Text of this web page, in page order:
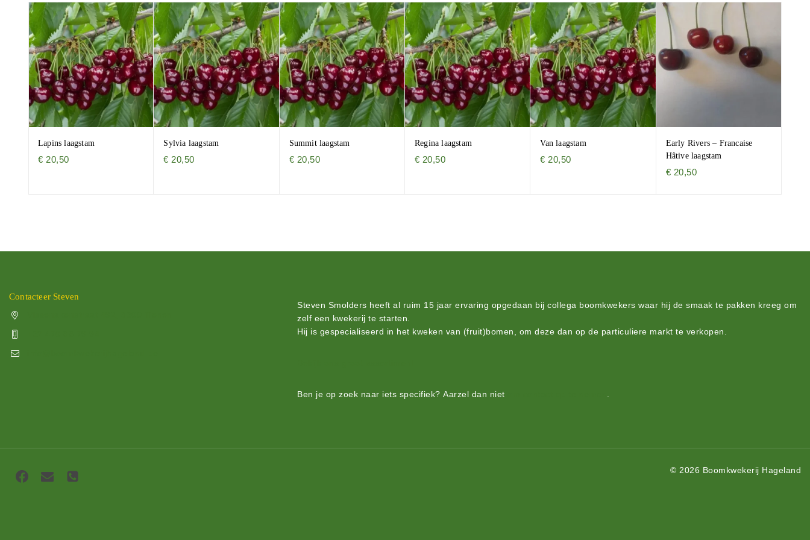
Lapins laagstam
€ 20,50
Sylvia laagstam
€ 20,50
Summit laagstam
€ 20,50
Regina laagstam
€ 20,50
Van laagstam
€ 20,50
Early Rivers – Francaise
Hâtive laagstam
€ 20,50
Contacteer Steven
Steven Smolders heeft al ruim 15 jaar ervaring opgedaan bij collega boomkwekers waar hij de smaak te pakken kreeg om
zelf een kwekerij te starten.
Hij is gespecialiseerd in het kweken van (fruit)bomen, om deze dan op de particuliere markt te verkopen.
Ben je op zoek naar iets specifiek? Aarzel dan niet
© 2026 Boomkwekerij Hageland